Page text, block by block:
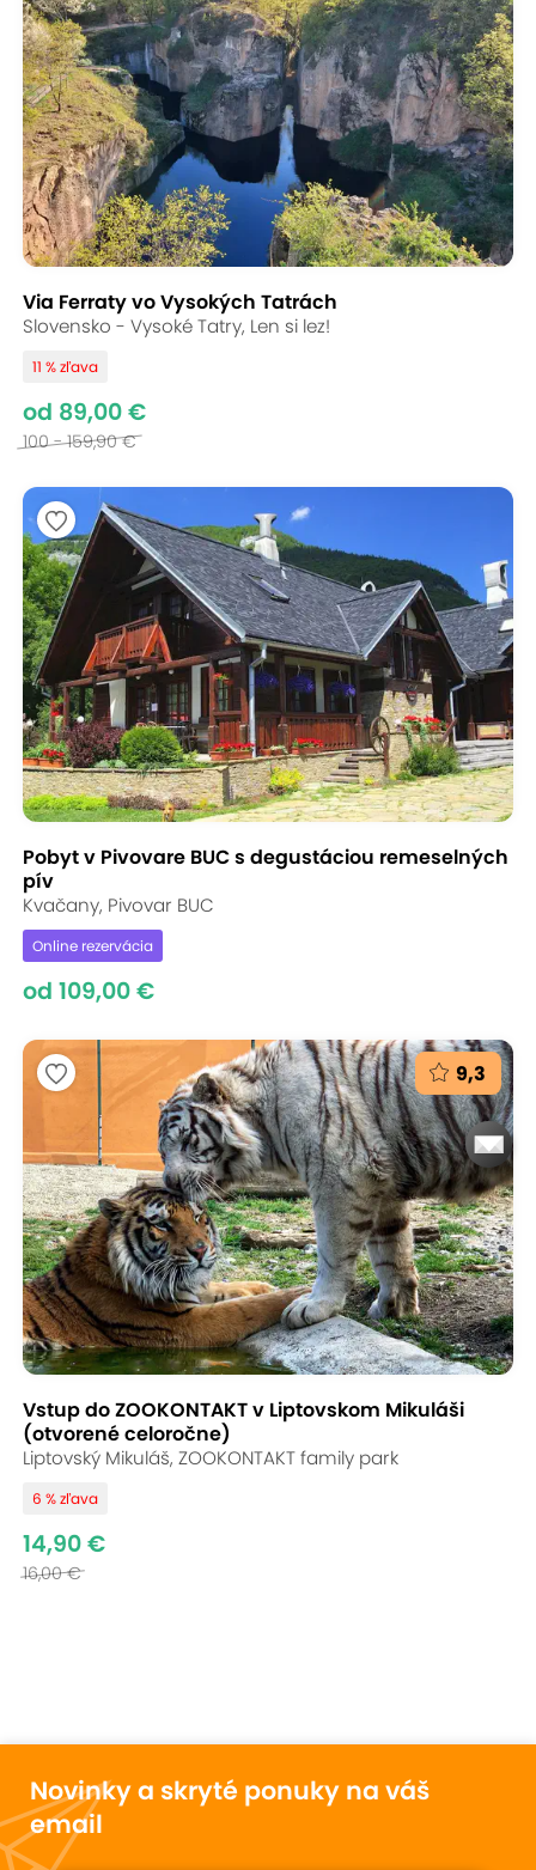
Via Ferraty vo Vysokých Tatrách
Slovensko - Vysoké Tatry, Len si lez!
11 % zľava
od 89,00 €
100 - 159,90 €
Pobyt v Pivovare BUC s degustáciou remeselných
pív
Kvačany, Pivovar BUC
Online rezervácia
od 109,00 €
9,3
Vstup do ZOOKONTAKT v Liptovskom Mikuláši
(otvorené celoročne)
Liptovský Mikuláš, ZOOKONTAKT family park
6 % zľava
14,90 €
16,00 €
Novinky a skryté ponuky na váš
email